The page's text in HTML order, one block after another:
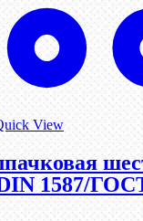
View
1587/